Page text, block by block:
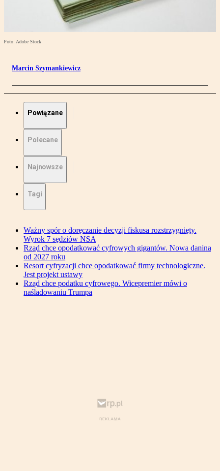
Foto: Adobe Stock
Marcin Szymankiewicz
Powiązane
Polecane
Najnowsze
Tagi
Ważny spór o doręczanie decyzji fiskusa rozstrzygnięty.
Wyrok 7 sędziów NSA
Rząd chce opodatkować cyfrowych gigantów. Nowa danina
od 2027 roku
Resort cyfryzacji chce opodatkować firmy technologiczne.
Jest projekt ustawy
Rząd chce podatku cyfrowego. Wicepremier mówi o
naśladowaniu Trumpa